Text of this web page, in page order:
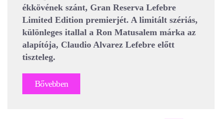
ékkövének szánt, Gran Reserva Lefebre
Limited Edition premierjét. A limitált szériás,
különleges itallal a Ron Matusalem márka az
alapítója, Claudio Alvarez Lefebre előtt
tiszteleg.
Bővebben